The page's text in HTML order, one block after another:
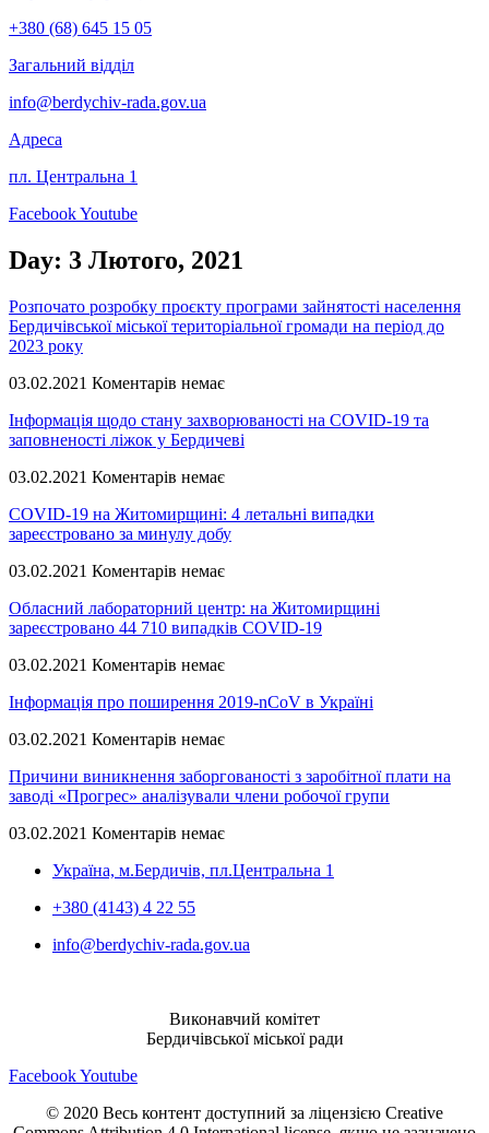
+380 (68) 645 15 05
Загальний відділ
info@berdychiv-rada.gov.ua
Адреса
пл. Центральна 1
FacebookYoutube
Day: 3 Лютого, 2021
Розпочато розробку проєкту програми зайнятості населення
Бердичівської міської територіальної громади на період до
2023 року
03.02.2021 Коментарів немає
Інформація щодо стану захворюваності на COVID-19 та
заповненості ліжок у Бердичеві
03.02.2021 Коментарів немає
COVID-19 на Житомирщині: 4 летальні випадки
зареєстровано за минулу добу
03.02.2021 Коментарів немає
Обласний лабораторний центр: на Житомирщині
зареєстровано 44 710 випадків COVID-19
03.02.2021 Коментарів немає
Інформація про поширення 2019-nCoV в Україні
03.02.2021 Коментарів немає
Причини виникнення заборгованості з заробітної плати на
заводі «Прогрес» аналізували члени робочої групи
03.02.2021 Коментарів немає
Україна, м.Бердичів, пл.Центральна 1
+380 (4143) 4 22 55
info@berdychiv-rada.gov.ua
Виконавчий комітет
Бердичівської міської ради
FacebookYoutube
© 2020 Весь контент доступний за ліцензією Creative